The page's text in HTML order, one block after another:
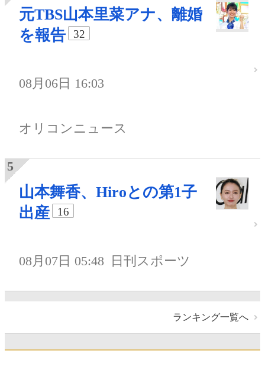
元TBS山本里菜アナ、離婚
を報告
32
08月06日 16:03
オリコンニュース
山本舞香、Hiroとの第1子
出産
16
08月07日 05:48 日刊スポーツ
ランキング一覧へ